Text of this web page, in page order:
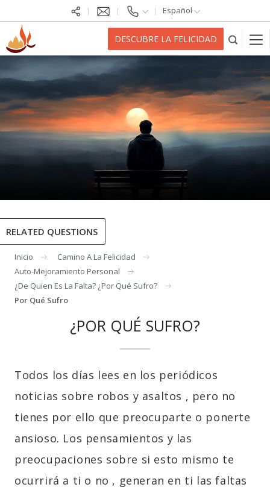
Español
DESCUBRE LA FELICIDAD
RELATED QUESTIONS
Inicio
Camino A La Felicidad
Auto-Mejoramiento Personal
¿de Quien Es La Falta? ¿por Qué Sufro?
Por Qué Sufro
¿POR QUÉ SUFRO?
Todos los días lees en los periódicos
noticias sobre robos y asaltos , pero no
tienes por ello que preocuparte o ponerte
ansioso. Los pensamientos y las
preocupaciones sobre si esto mismo te
ocurrirá a ti o no , generan en ti las faltas